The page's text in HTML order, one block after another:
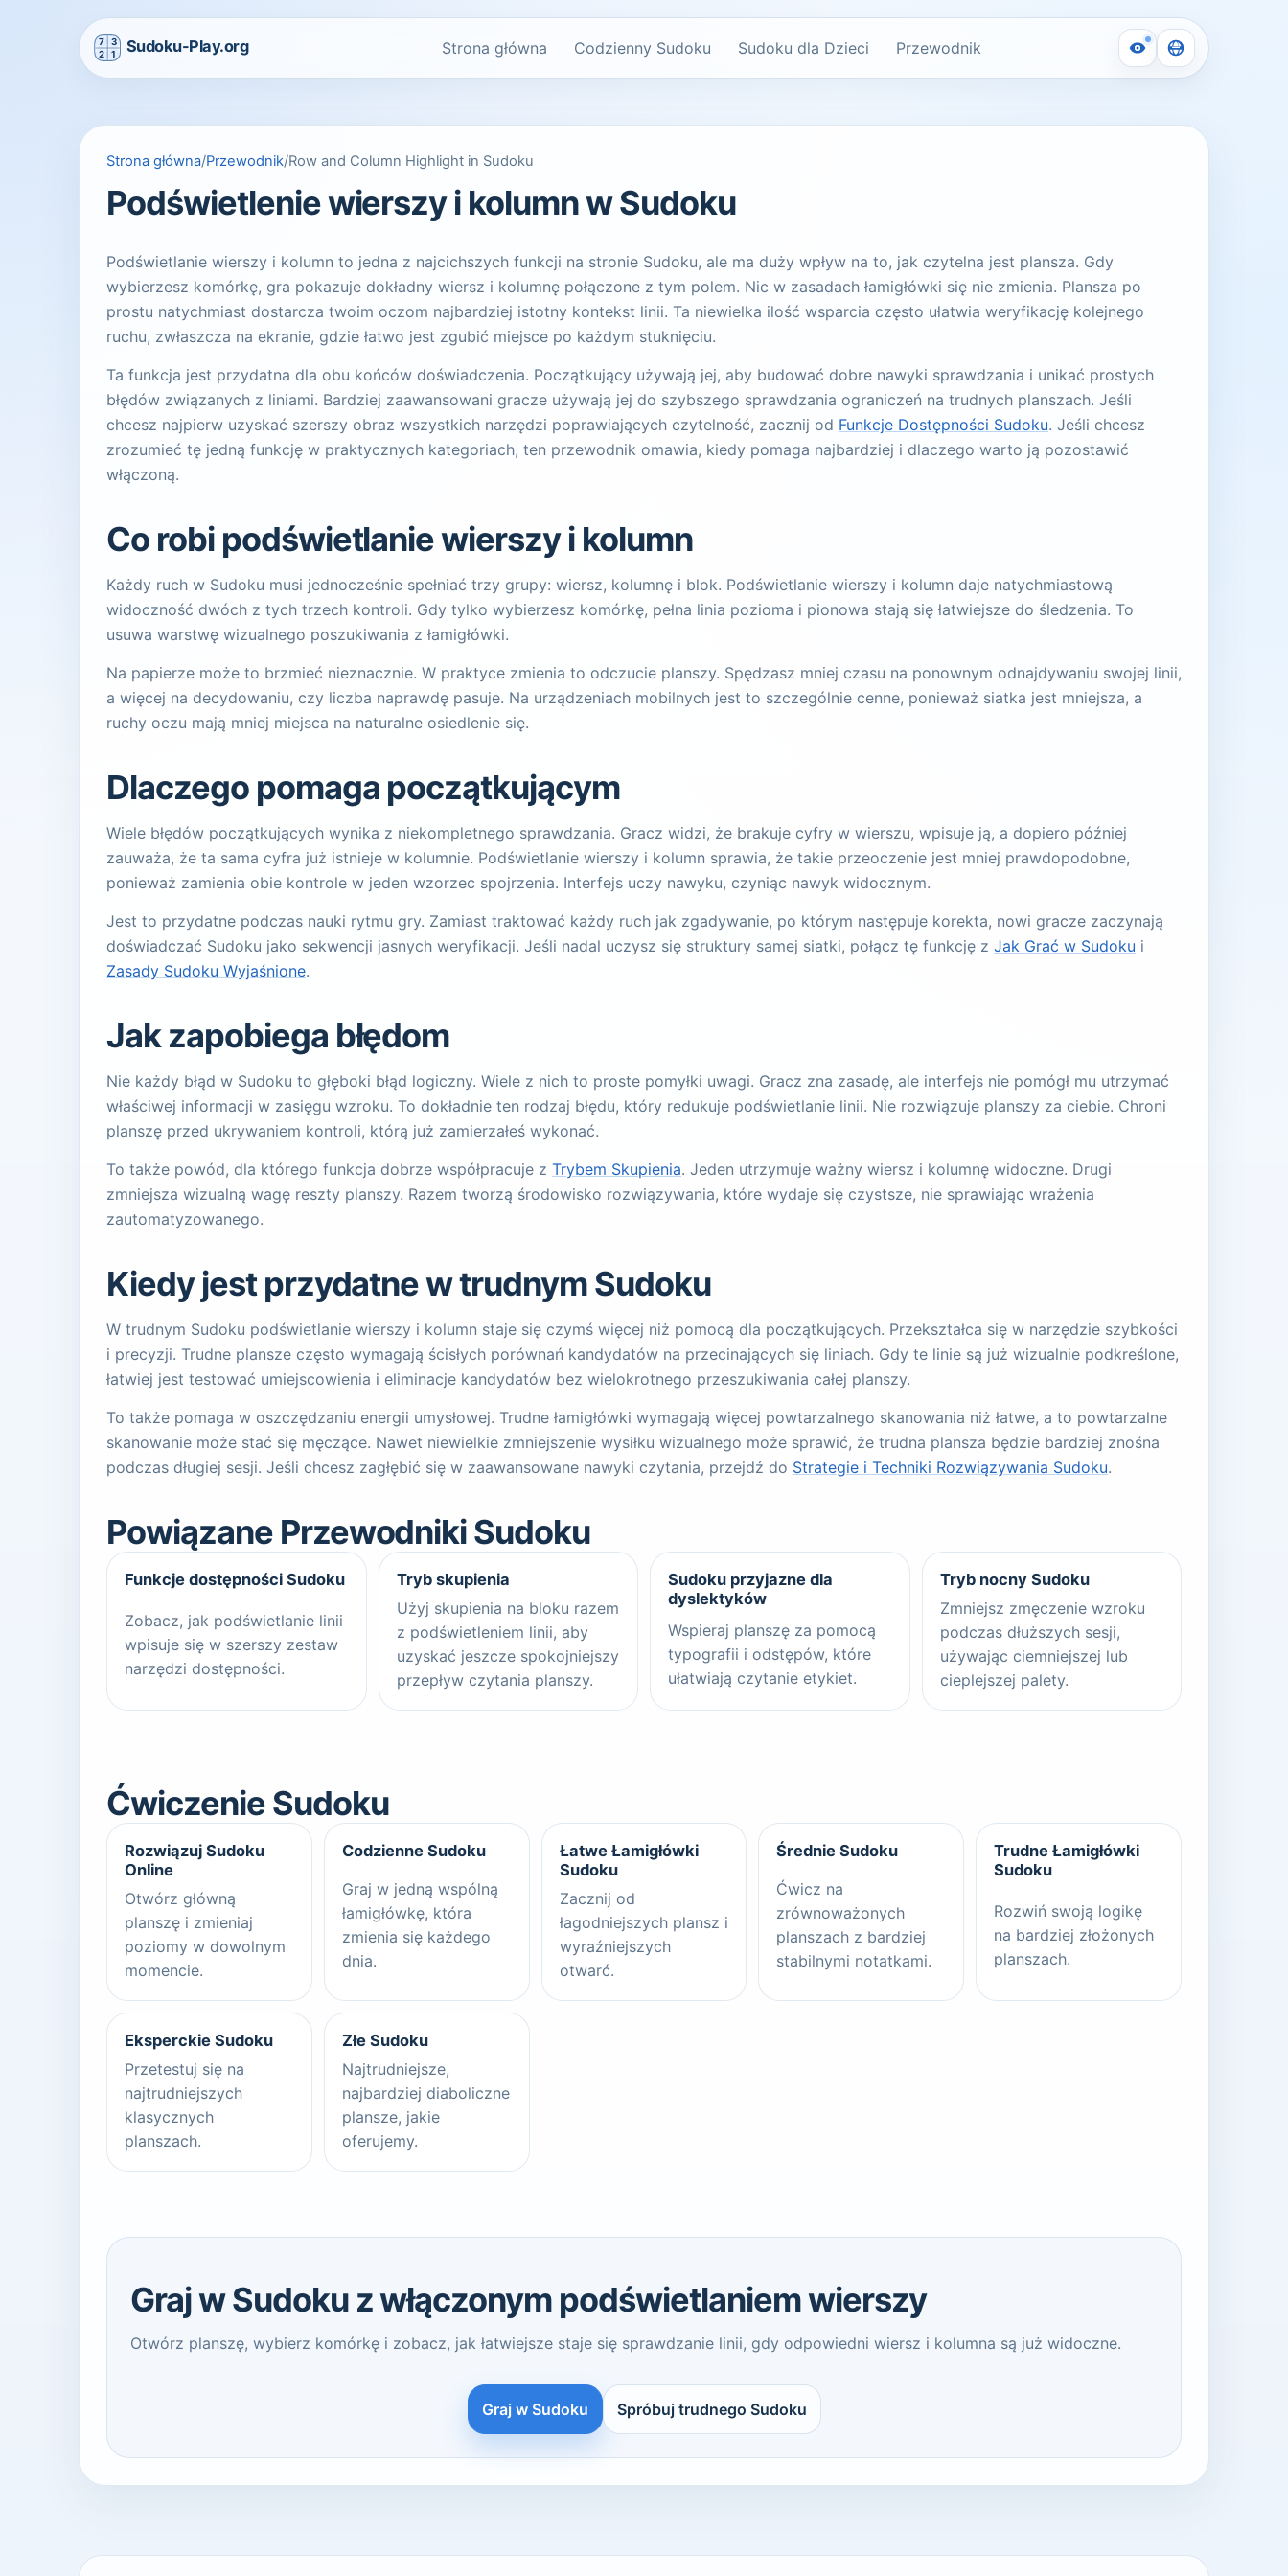
Strona główna Codzienny Sudoku Sudoku dla Dzieci Przewodnik
Strona główna/Przewodnik/Row and Column Highlight in Sudoku
Podświetlenie wierszy i kolumn w Sudoku
Podświetlanie wierszy i kolumn to jedna z najcichszych funkcji na stronie Sudoku, ale ma duży wpływ na to, jak czytelna jest plansza. Gdy
wybierzesz komórkę, gra pokazuje dokładny wiersz i kolumnę połączone z tym polem. Nic w zasadach łamigłówki się nie zmienia. Plansza po
prostu natychmiast dostarcza twoim oczom najbardziej istotny kontekst linii. Ta niewielka ilość wsparcia często ułatwia weryfikację kolejnego
ruchu, zwłaszcza na ekranie, gdzie łatwo jest zgubić miejsce po każdym stuknięciu.
Ta funkcja jest przydatna dla obu końców doświadczenia. Początkujący używają jej, aby budować dobre nawyki sprawdzania i unikać prostych
błędów związanych z liniami. Bardziej zaawansowani gracze używają jej do szybszego sprawdzania ograniczeń na trudnych planszach. Jeśli
chcesz najpierw uzyskać szerszy obraz wszystkich narzędzi poprawiających czytelność, zacznij od Funkcje Dostępności Sudoku. Jeśli chcesz
zrozumieć tę jedną funkcję w praktycznych kategoriach, ten przewodnik omawia, kiedy pomaga najbardziej i dlaczego warto ją pozostawić
włączoną.
Co robi podświetlanie wierszy i kolumn
Każdy ruch w Sudoku musi jednocześnie spełniać trzy grupy: wiersz, kolumnę i blok. Podświetlanie wierszy i kolumn daje natychmiastową
widoczność dwóch z tych trzech kontroli. Gdy tylko wybierzesz komórkę, pełna linia pozioma i pionowa stają się łatwiejsze do śledzenia. To
usuwa warstwę wizualnego poszukiwania z łamigłówki.
Na papierze może to brzmieć nieznacznie. W praktyce zmienia to odczucie planszy. Spędzasz mniej czasu na ponownym odnajdywaniu swojej linii,
a więcej na decydowaniu, czy liczba naprawdę pasuje. Na urządzeniach mobilnych jest to szczególnie cenne, ponieważ siatka jest mniejsza, a
ruchy oczu mają mniej miejsca na naturalne osiedlenie się.
Dlaczego pomaga początkującym
Wiele błędów początkujących wynika z niekompletnego sprawdzania. Gracz widzi, że brakuje cyfry w wierszu, wpisuje ją, a dopiero później
zauważa, że ta sama cyfra już istnieje w kolumnie. Podświetlanie wierszy i kolumn sprawia, że takie przeoczenie jest mniej prawdopodobne,
ponieważ zamienia obie kontrole w jeden wzorzec spojrzenia. Interfejs uczy nawyku, czyniąc nawyk widocznym.
Jest to przydatne podczas nauki rytmu gry. Zamiast traktować każdy ruch jak zgadywanie, po którym następuje korekta, nowi gracze zaczynają
doświadczać Sudoku jako sekwencji jasnych weryfikacji. Jeśli nadal uczysz się struktury samej siatki, połącz tę funkcję z Jak Grać w Sudoku i
Zasady Sudoku Wyjaśnione.
Jak zapobiega błędom
Nie każdy błąd w Sudoku to głęboki błąd logiczny. Wiele z nich to proste pomyłki uwagi. Gracz zna zasadę, ale interfejs nie pomógł mu utrzymać
właściwej informacji w zasięgu wzroku. To dokładnie ten rodzaj błędu, który redukuje podświetlanie linii. Nie rozwiązuje planszy za ciebie. Chroni
planszę przed ukrywaniem kontroli, którą już zamierzałeś wykonać.
To także powód, dla którego funkcja dobrze współpracuje z Trybem Skupienia. Jeden utrzymuje ważny wiersz i kolumnę widoczne. Drugi
zmniejsza wizualną wagę reszty planszy. Razem tworzą środowisko rozwiązywania, które wydaje się czystsze, nie sprawiając wrażenia
zautomatyzowanego.
Kiedy jest przydatne w trudnym Sudoku
W trudnym Sudoku podświetlanie wierszy i kolumn staje się czymś więcej niż pomocą dla początkujących. Przekształca się w narzędzie szybkości
i precyzji. Trudne plansze często wymagają ścisłych porównań kandydatów na przecinających się liniach. Gdy te linie są już wizualnie podkreślone,
łatwiej jest testować umiejscowienia i eliminacje kandydatów bez wielokrotnego przeszukiwania całej planszy.
To także pomaga w oszczędzaniu energii umysłowej. Trudne łamigłówki wymagają więcej powtarzalnego skanowania niż łatwe, a to powtarzalne
skanowanie może stać się męczące. Nawet niewielkie zmniejszenie wysiłku wizualnego może sprawić, że trudna plansza będzie bardziej znośna
podczas długiej sesji. Jeśli chcesz zagłębić się w zaawansowane nawyki czytania, przejdź do Strategie i Techniki Rozwiązywania Sudoku.
Powiązane Przewodniki Sudoku
Funkcje dostępności Sudoku
Zobacz, jak podświetlanie linii
wpisuje się w szerszy zestaw
narzędzi dostępności.
Tryb skupienia
Użyj skupienia na bloku razem
z podświetleniem linii, aby
uzyskać jeszcze spokojniejszy
przepływ czytania planszy.
Sudoku przyjazne dla
dyslektyków
Wspieraj planszę za pomocą
typografii i odstępów, które
ułatwiają czytanie etykiet.
Tryb nocny Sudoku
Zmniejsz zmęczenie wzroku
podczas dłuższych sesji,
używając ciemniejszej lub
cieplejszej palety.
Ćwiczenie Sudoku
Rozwiązuj Sudoku
Online
Otwórz główną
planszę i zmieniaj
poziomy w dowolnym
momencie.
Codzienne Sudoku
Graj w jedną wspólną
łamigłówkę, która
zmienia się każdego
dnia.
Łatwe Łamigłówki
Sudoku
Zacznij od
łagodniejszych plansz i
wyraźniejszych
otwarć.
Średnie Sudoku
Ćwicz na
zrównoważonych
planszach z bardziej
stabilnymi notatkami.
Trudne Łamigłówki
Sudoku
Rozwiń swoją logikę
na bardziej złożonych
planszach.
Eksperckie Sudoku
Przetestuj się na
najtrudniejszych
klasycznych
planszach.
Złe Sudoku
Najtrudniejsze,
najbardziej diaboliczne
plansze, jakie
oferujemy.
Graj w Sudoku z włączonym podświetlaniem wierszy
Otwórz planszę, wybierz komórkę i zobacz, jak łatwiejsze staje się sprawdzanie linii, gdy odpowiedni wiersz i kolumna są już widoczne.
Graj w Sudoku Spróbuj trudnego Sudoku